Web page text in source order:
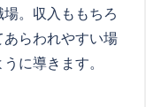
。収入ももちろ
らわれやすい場
に導きます。